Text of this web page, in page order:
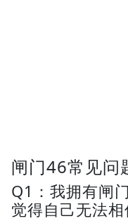
闸门46常见问
Q1：我拥有闸
觉得自己无法